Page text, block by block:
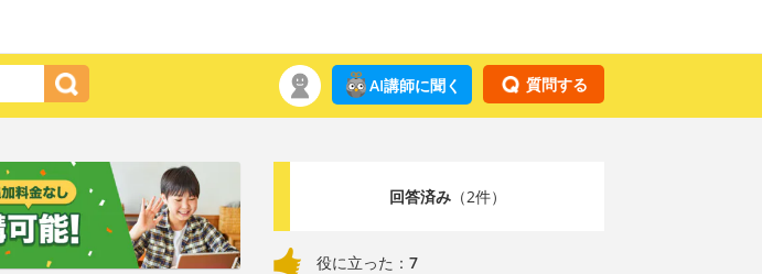
質問する
AI講師に聞く
回答済み（2件）
役に立った： 7